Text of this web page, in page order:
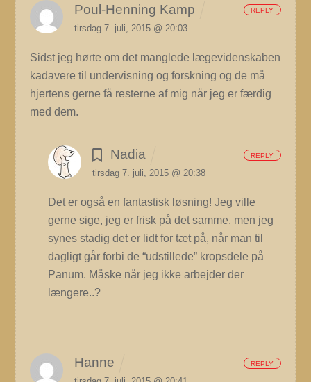
Poul-Henning Kamp
tirsdag 7. juli, 2015 @ 20:03
Sidst jeg hørte om det manglede lægevidenskaben
kadavere til undervisning og forskning og de må
hjertens gerne få resterne af mig når jeg er færdig
med dem.
REPLY
Nadia
tirsdag 7. juli, 2015 @ 20:38
Det er også en fantastisk løsning! Jeg ville
gerne sige, jeg er frisk på det samme, men jeg
synes stadig det er lidt for tæt på, når man til
dagligt går forbi de “udstillede” kropsdele på
Panum. Måske når jeg ikke arbejder der
længere..?
REPLY
Hanne REPLY